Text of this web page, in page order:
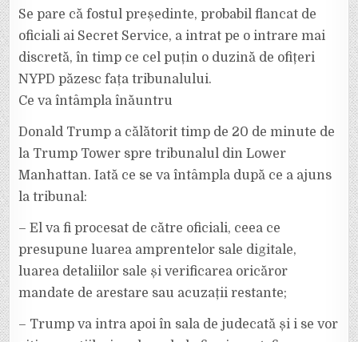
Se pare că fostul președinte, probabil flancat de
oficiali ai Secret Service, a intrat pe o intrare mai
discretă, în timp ce cel puțin o duzină de ofițeri
NYPD păzesc fața tribunalului.
Ce va întâmpla înăuntru
Donald Trump a călătorit timp de 20 de minute de
la Trump Tower spre tribunalul din Lower
Manhattan. Iată ce se va întâmpla după ce a ajuns
la tribunal:
– El va fi procesat de către oficiali, ceea ce
presupune luarea amprentelor sale digitale,
luarea detaliilor sale și verificarea oricăror
mandate de arestare sau acuzații restante;
– Trump va intra apoi în sala de judecată și i se vor